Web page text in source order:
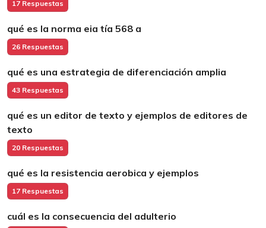
17 Respuestas
qué es la norma eia tía 568 a
26 Respuestas
qué es una estrategia de diferenciación amplia
43 Respuestas
qué es un editor de texto y ejemplos de editores de
texto
20 Respuestas
qué es la resistencia aerobica y ejemplos
17 Respuestas
cuál es la consecuencia del adulterio